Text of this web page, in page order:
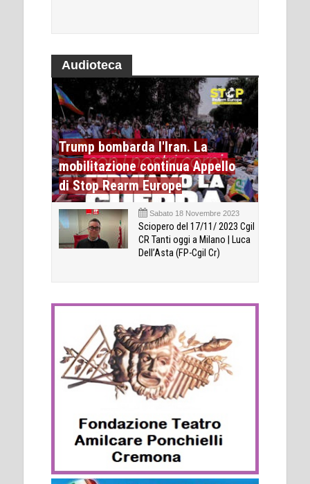
Audioteca
Trump bombarda l'Iran. La
mobilitazione continua Appello
di Stop Rearm Europe
Sabato 18 Novembre 2023
Sciopero del 17/11/ 2023 Cgil
CR Tanti oggi a Milano | Luca
Dell’Asta (FP-Cgil Cr)